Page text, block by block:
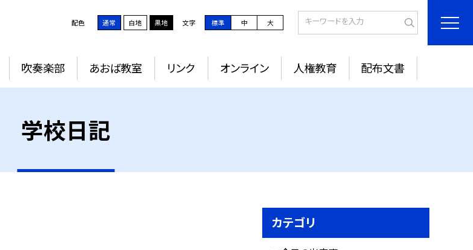
配色 通常 白地 黒地 文字 標準 中 大
吹奏楽部 あおば教室 リンク オンライン 人権教育 配布文書
学校日記
カテゴリ